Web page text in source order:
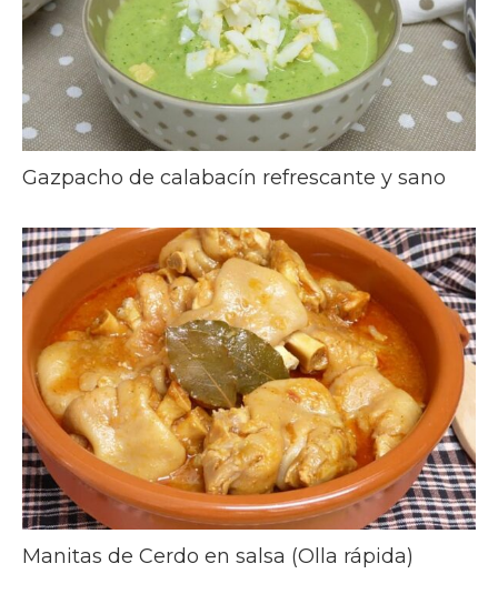
Gazpacho de calabacín refrescante y sano
Manitas de Cerdo en salsa (Olla rápida)